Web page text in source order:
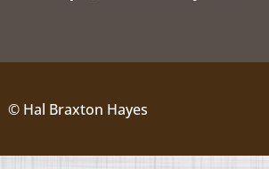
© Hal Braxton Hayes